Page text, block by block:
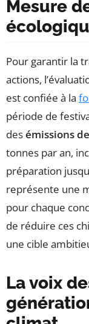
Mesure
Pour garantir la
actions,
est confiée à la
période de
desémissions
tonnes par an,
préparation
représente une
pour chaque
de réduire ces
une cible
La voix